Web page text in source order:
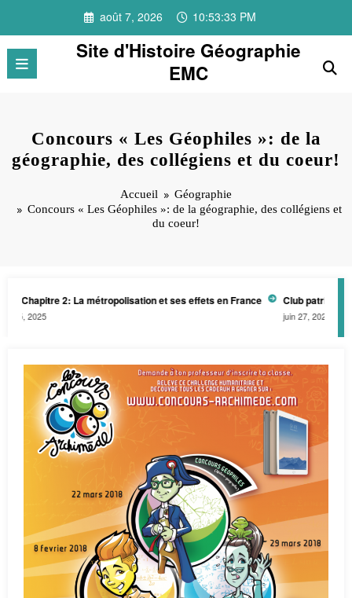
contenu
août 7, 2026 10:53:33 PM
Site d'Histoire Géographie
EMC
Concours « Les Géophiles »: de la
géographie, des collégiens et du coeur!
Accueil
Géographie
Concours « Les Géophiles »: de la géographie, des collégiens et
du coeur!
Chapitre 2: La métropolisation et ses effets en France
2025
Club patrimoine-
juin 27, 2024